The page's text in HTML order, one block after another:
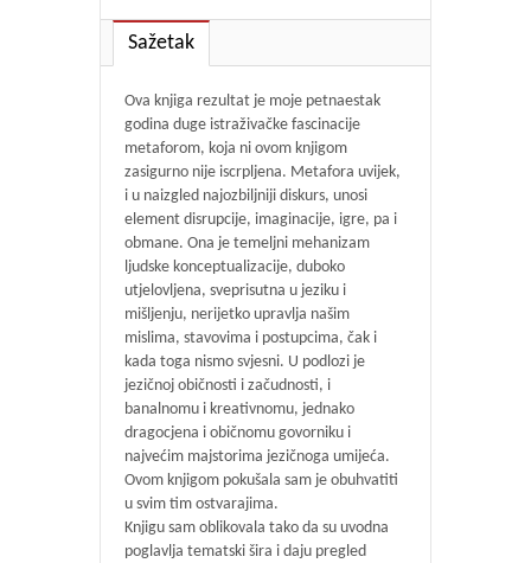
Sažetak
Ova knjiga rezultat je moje petnaestak
godina duge istraživačke fascinacije
metaforom, koja ni ovom knjigom
zasigurno nije iscrpljena. Metafora uvijek,
i u naizgled najozbiljniji diskurs, unosi
element disrupcije, imaginacije, igre, pa i
obmane. Ona je temeljni mehanizam
ljudske konceptualizacije, duboko
utjelovljena, sveprisutna u jeziku i
mišljenju, nerijetko upravlja našim
mislima, stavovima i postupcima, čak i
kada toga nismo svjesni. U podlozi je
jezičnoj običnosti i začudnosti, i
banalnomu i kreativnomu, jednako
dragocjena i običnomu govorniku i
najvećim majstorima jezičnoga umijeća.
Ovom knjigom pokušala sam je obuhvatiti
u svim tim ostvarajima.
Knjigu sam oblikovala tako da su uvodna
poglavlja tematski šira i daju pregled